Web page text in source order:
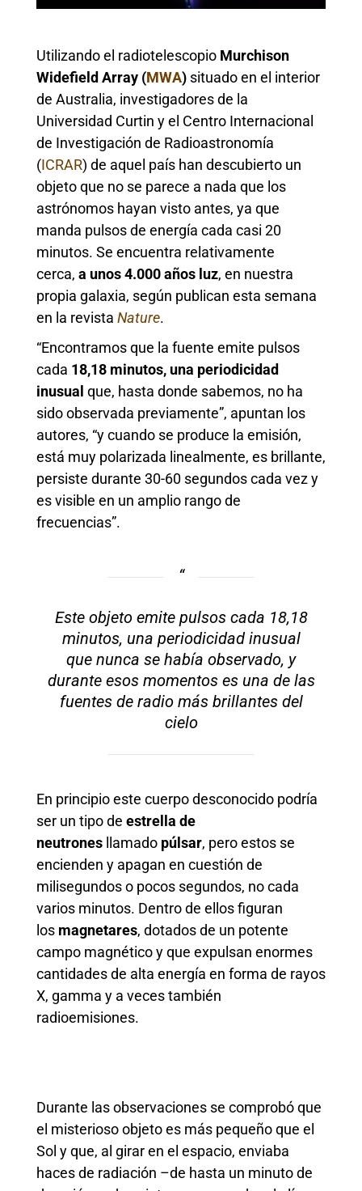
Utilizando el radiotelescopio Murchison
Widefield Array (MWA) situado en el interior
de Australia, investigadores de la
Universidad Curtin y el Centro Internacional
de Investigación de Radioastronomía
(ICRAR) de aquel país han descubierto un
objeto que no se parece a nada que los
astrónomos hayan visto antes, ya que
manda pulsos de energía cada casi 20
minutos. Se encuentra relativamente
cerca, a unos 4.000 años luz, en nuestra
propia galaxia, según publican esta semana
en la revista Nature.
“Encontramos que la fuente emite pulsos
cada 18,18 minutos, una periodicidad
inusual que, hasta donde sabemos, no ha
sido observada previamente”, apuntan los
autores, “y cuando se produce la emisión,
está muy polarizada linealmente, es brillante,
persiste durante 30-60 segundos cada vez y
es visible en un amplio rango de
frecuencias”.
Este objeto emite pulsos cada 18,18
minutos, una periodicidad inusual
que nunca se había observado, y
durante esos momentos es una de las
fuentes de radio más brillantes del
cielo
En principio este cuerpo desconocido podría
ser un tipo de estrella de
neutrones llamado púlsar, pero estos se
encienden y apagan en cuestión de
milisegundos o pocos segundos, no cada
varios minutos. Dentro de ellos figuran
los magnetares, dotados de un potente
campo magnético y que expulsan enormes
cantidades de alta energía en forma de rayos
X, gamma y a veces también
radioemisiones.
Durante las observaciones se comprobó que
el misterioso objeto es más pequeño que el
Sol y que, al girar en el espacio, enviaba
haces de radiación –de hasta un minuto de